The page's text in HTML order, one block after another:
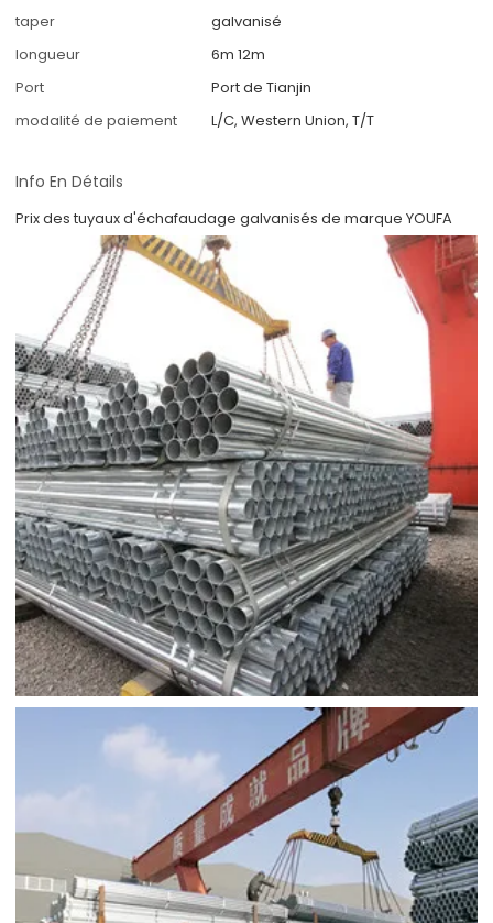
taper
galvanisé
longueur
6m 12m
Port
Port de Tianjin
modalité de paiement
L/C, Western Union, T/T
Info En Détails
Prix des tuyaux d'échafaudage galvanisés de marque YOUFA